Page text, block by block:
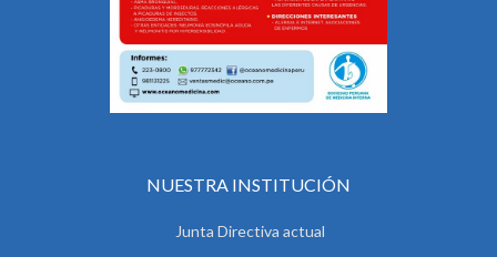
NUESTRA INSTITUCIÓN
Junta Directiva actual